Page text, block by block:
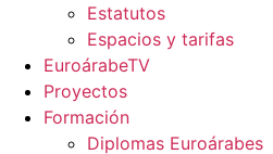
Estatutos
Espacios y tarifas
EuroárabeTV
Proyectos
Formación
Diplomas Euroárabes